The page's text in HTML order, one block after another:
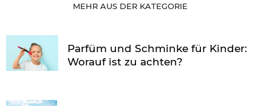
MEHR AUS DER KATEGORIE
Parfüm und Schminke für Kinder:
Worauf ist zu achten?